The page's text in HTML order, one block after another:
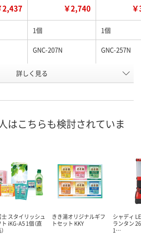
2,437 ￥2,740
1個 1個
GNC-207N GNC-257N
RX53018 RX53024
8月25日（火）まで
へ カゴへ カ
詳しく見る
はこちらも検討されていま
スタイリッシュ
iKG-A5 1個（直
きき湯オリジナルギフ
トセット KKY
シャディ
ランタン
1…